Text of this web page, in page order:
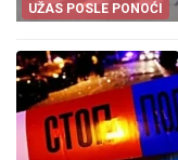
UŽAS POSLE PONOĆI